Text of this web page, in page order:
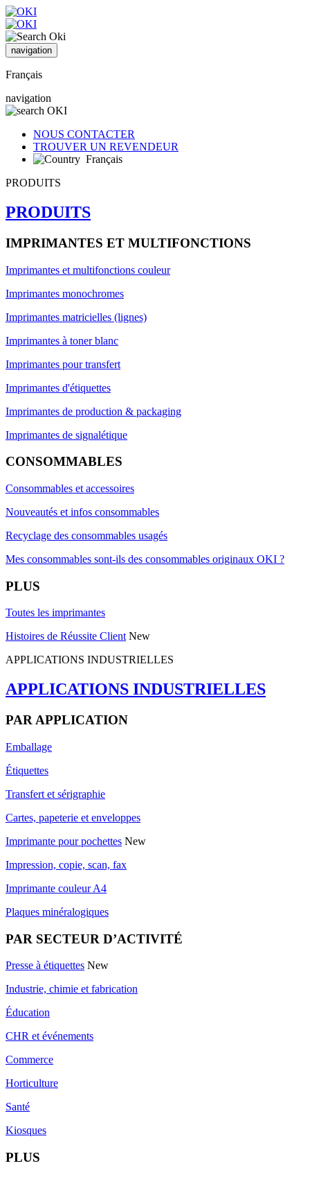
navigation
Français
navigation
NOUS CONTACTER
TROUVER UN REVENDEUR
Français
PRODUITS
PRODUITS
IMPRIMANTES ET MULTIFONCTIONS
Imprimantes et multifonctions couleur
Imprimantes monochromes
Imprimantes matricielles (lignes)
Imprimantes à toner blanc
Imprimantes pour transfert
Imprimantes d'étiquettes
Imprimantes de production & packaging
Imprimantes de signalétique
CONSOMMABLES
Consommables et accessoires
Nouveautés et infos consommables
Recyclage des consommables usagés
Mes consommables sont-ils des consommables originaux OKI ?
PLUS
Toutes les imprimantes
Histoires de Réussite Client New
APPLICATIONS INDUSTRIELLES
APPLICATIONS INDUSTRIELLES
PAR APPLICATION
Emballage
Étiquettes
Transfert et sérigraphie
Cartes, papeterie et enveloppes
Imprimante pour pochettes New
Impression, copie, scan, fax
Imprimante couleur A4
Plaques minéralogiques
PAR SECTEUR D’ACTIVITÉ
Presse à étiquettes New
Industrie, chimie et fabrication
Éducation
CHR et événements
Commerce
Horticulture
Santé
Kiosques
PLUS